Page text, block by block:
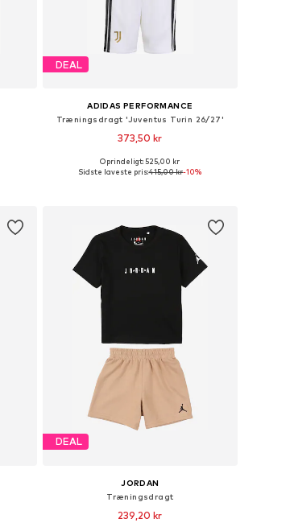
DEAL
ADIDAS PERFORMANCE
Træningsdragt 'Juventus Turin 26/27'
373,50 kr
Tilgængelige størrelser: 92, 98, 104, 116
Oprindeligt: 525,00 kr
Sidste laveste pris:415,00 kr-10%
DEAL
JORDAN
Træningsdragt
239,20 kr